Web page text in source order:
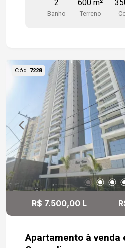
sua arquitetura
acolhedora, criando um
extremamente versátil e
tipos de negócios, como
lojas conceito, cafés,
que desejam associar sua
com identidade e presença. Uma oportunidade
assim merece ser vista de
contato e agende sua visita.
2
Banho
600 m²
Terreno
Cód. 7228
R$ 7.500,00 L
Apartamento à venda